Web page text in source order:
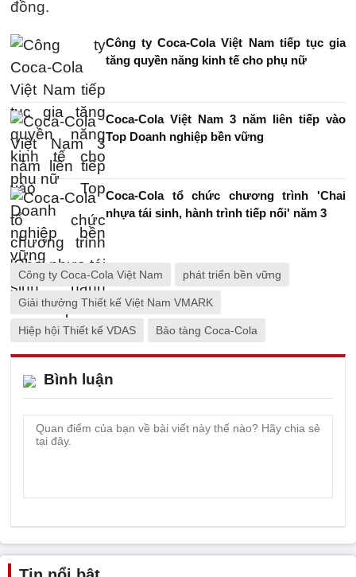
đồng.
Công ty Coca-Cola Việt Nam tiếp tục gia
tăng quyền năng kinh tế cho phụ nữ
Coca-Cola Việt Nam 3 năm liên tiếp vào
Top Doanh nghiệp bền vững
Coca-Cola tổ chức chương trình 'Chai
nhựa tái sinh, hành trình tiếp nối' năm 3
Công ty Coca-Cola Việt Nam phát triển bền vững
Giải thưởng Thiết kế Việt Nam VMARK
Hiệp hội Thiết kế VDAS Bảo tàng Coca-Cola
Bình luận